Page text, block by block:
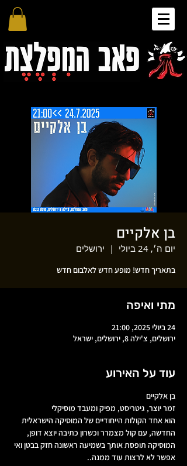
בן אלקיים
יום ה׳, 24 ביולי
  |
ירושלים
בתאריך חדש! מופע חדש לאלבום חדש
מתי ואיפה
24 ביולי 2025, 21:00
ירושלים, צ'ילה 8, ירושלים, ישראל
עוד על האירוע
בן אלקיים
זמר יוצר, גיטריסט, מפיק ומעבד מוסיקלי
הוא אחד הקולות הייחודיים של המוסיקה הישראלית
החדשה, עם קול מצמרר וכשרון כתיבה יוצא דופן,
המוסיקה תופסת אותך בשמיעה ראשונה חזק בבטן ואי
אפשר לא לרצות עוד ממנה..